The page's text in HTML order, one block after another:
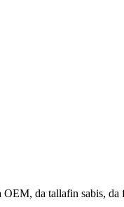
da tallafin sabis, da